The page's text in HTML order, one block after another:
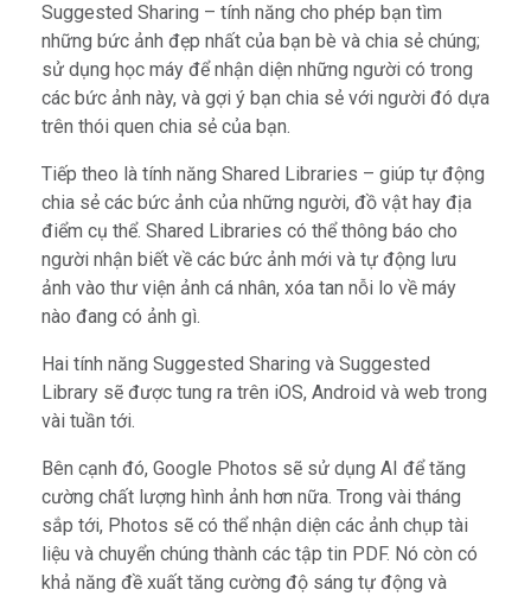
Suggested Sharing – tính năng cho phép bạn tìm
những bức ảnh đẹp nhất của bạn bè và chia sẻ chúng;
sử dụng học máy để nhận diện những người có trong
các bức ảnh này, và gợi ý bạn chia sẻ với người đó dựa
trên thói quen chia sẻ của bạn.
Tiếp theo là tính năng Shared Libraries – giúp tự động
chia sẻ các bức ảnh của những người, đồ vật hay địa
điểm cụ thể. Shared Libraries có thể thông báo cho
người nhận biết về các bức ảnh mới và tự động lưu
ảnh vào thư viện ảnh cá nhân, xóa tan nỗi lo về máy
nào đang có ảnh gì.
Hai tính năng Suggested Sharing và Suggested
Library sẽ được tung ra trên iOS, Android và web trong
vài tuần tới.
Bên cạnh đó, Google Photos sẽ sử dụng AI để tăng
cường chất lượng hình ảnh hơn nữa. Trong vài tháng
sắp tới, Photos sẽ có thể nhận diện các ảnh chụp tài
liệu và chuyển chúng thành các tập tin PDF. Nó còn có
khả năng đề xuất tăng cường độ sáng tự động và